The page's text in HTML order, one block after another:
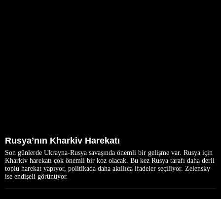
Rusya’nın Kharkiv Harekatı
Son günlerde Ukrayna-Rusya savaşında önemli bir gelişme var. Rusya için
Kharkiv harekatı çok önemli bir koz olacak. Bu kez Rusya tarafı daha derli
toplu harekat yapıyor, politikada daha akıllıca ifadeler seçiliyor. Zelensky
ise endişeli görünüyor.